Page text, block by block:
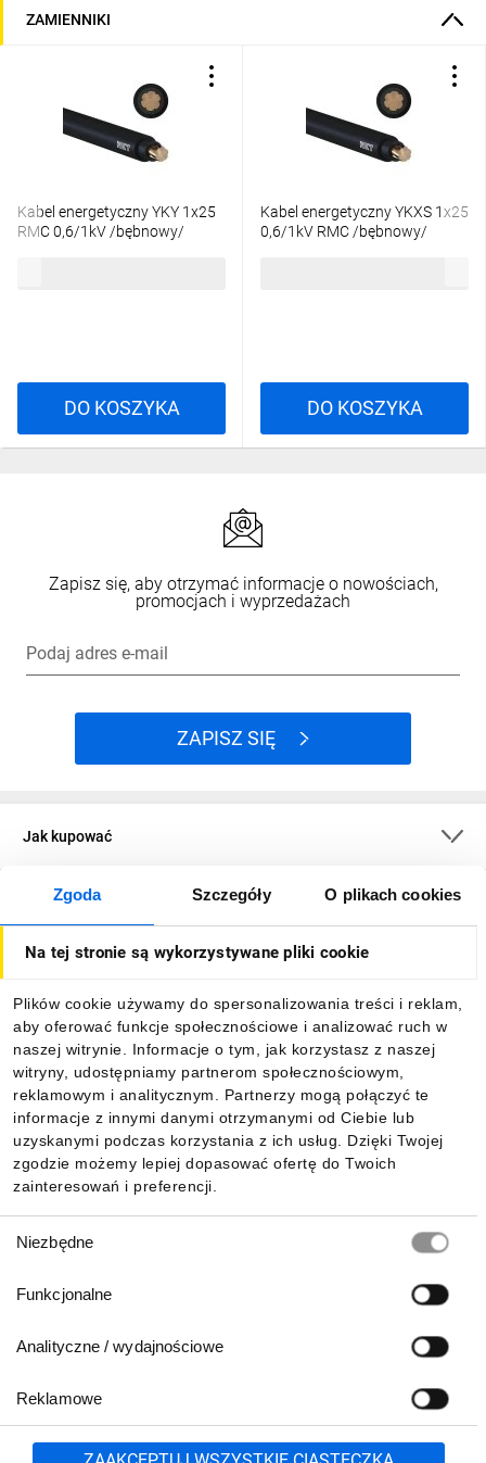
Zgoda Szczegóły O plikach cookies
Na tej stronie są wykorzystywane pliki cookie
Plików cookie używamy do spersonalizowania treści i reklam,
aby oferować funkcje społecznościowe i analizować ruch w
naszej witrynie. Informacje o tym, jak korzystasz z naszej
witryny, udostępniamy partnerom społecznościowym,
reklamowym i analitycznym. Partnerzy mogą połączyć te
informacje z innymi danymi otrzymanymi od Ciebie lub
uzyskanymi podczas korzystania z ich usług. Dzięki Twojej
zgodzie możemy lepiej dopasować ofertę do Twoich
zainteresowań i preferencji.
zgody
Niezbędne
Funkcjonalne
Analityczne / wydajnościowe
Reklamowe
ZAMIENNIKI
Kabel energetyczny YKY 1x25
RMC 0,6/1kV /bębnowy/
DO KOSZYKA
Kabel energetyczny YKXS 1x25
0,6/1kV RMC /bębnowy/
DO KOSZYKA
Zapisz się, aby otrzymać informacje o nowościach,
promocjach i wyprzedażach
Podaj adres e-mail
ZAPISZ SIĘ
Jak kupować
O firmie
Informacje
Pobierz naszą aplikację mobilną:
801 500 700 lub 71 37 61 600